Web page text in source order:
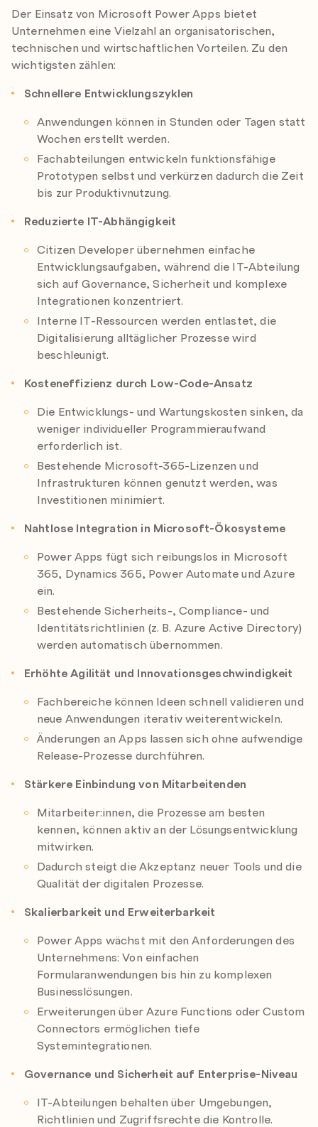
Der Einsatz von Microsoft Power Apps bietet
Unternehmen eine Vielzahl an organisatorischen,
technischen und wirtschaftlichen Vorteilen. Zu den
wichtigsten zählen:
Schnellere Entwicklungszyklen
Anwendungen können in Stunden oder Tagen statt
Wochen erstellt werden.
Fachabteilungen entwickeln funktionsfähige
Prototypen selbst und verkürzen dadurch die Zeit
bis zur Produktivnutzung.
Reduzierte IT-Abhängigkeit
Citizen Developer übernehmen einfache
Entwicklungsaufgaben, während die IT-Abteilung
sich auf Governance, Sicherheit und komplexe
Integrationen konzentriert.
Interne IT-Ressourcen werden entlastet, die
Digitalisierung alltäglicher Prozesse wird
beschleunigt.
Kosteneffizienz durch Low-Code-Ansatz
Die Entwicklungs- und Wartungskosten sinken, da
weniger individueller Programmieraufwand
erforderlich ist.
Bestehende Microsoft-365-Lizenzen und
Infrastrukturen können genutzt werden, was
Investitionen minimiert.
Nahtlose Integration in Microsoft-Ökosysteme
Power Apps fügt sich reibungslos in Microsoft
365, Dynamics 365, Power Automate und Azure
ein.
Bestehende Sicherheits-, Compliance- und
Identitätsrichtlinien (z. B. Azure Active Directory)
werden automatisch übernommen.
Erhöhte Agilität und Innovationsgeschwindigkeit
Fachbereiche können Ideen schnell validieren und
neue Anwendungen iterativ weiterentwickeln.
Änderungen an Apps lassen sich ohne aufwendige
Release-Prozesse durchführen.
Stärkere Einbindung von Mitarbeitenden
Mitarbeiter:innen, die Prozesse am besten
kennen, können aktiv an der Lösungsentwicklung
mitwirken.
Dadurch steigt die Akzeptanz neuer Tools und die
Qualität der digitalen Prozesse.
Skalierbarkeit und Erweiterbarkeit
Power Apps wächst mit den Anforderungen des
Unternehmens: Von einfachen
Formularanwendungen bis hin zu komplexen
Businesslösungen.
Erweiterungen über Azure Functions oder Custom
Connectors ermöglichen tiefe
Systemintegrationen.
Governance und Sicherheit auf Enterprise-Niveau
IT-Abteilungen behalten über Umgebungen,
Richtlinien und Zugriffsrechte die Kontrolle.